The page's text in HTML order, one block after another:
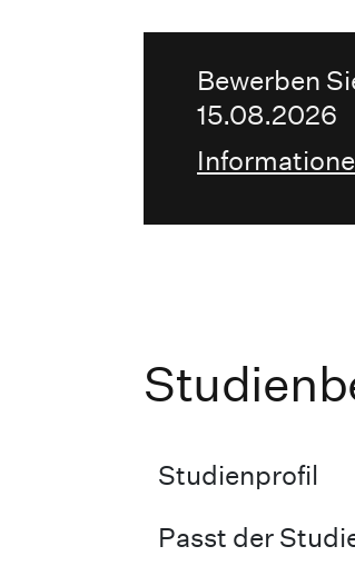
Bewerben
15.08.2026
Studienprofil
Passt der